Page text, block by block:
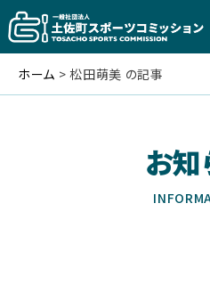
ホーム >松田萌美 の記事
お知